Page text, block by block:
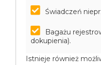
Świadczeń
Bagażu
dokupienia).
Istnieje również